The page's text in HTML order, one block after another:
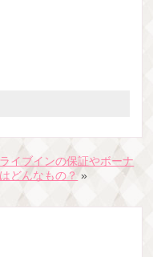
イブインの保証やボーナ
どんなもの？ »